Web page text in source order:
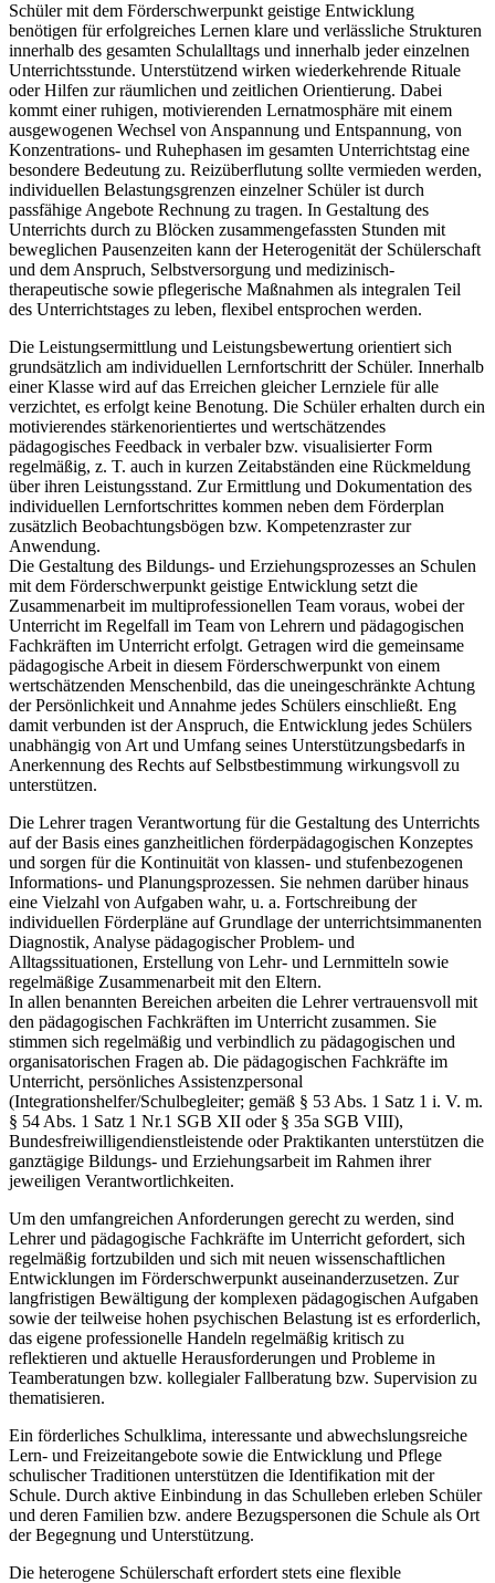
Schüler mit dem Förderschwerpunkt geistige Entwicklung
benötigen für erfolgreiches Lernen klare und verlässliche Strukturen
innerhalb des gesamten Schulalltags und innerhalb jeder einzelnen
Unterrichtsstunde. Unterstützend wirken wiederkehrende Rituale
oder Hilfen zur räumlichen und zeitlichen Orientierung. Dabei
kommt einer ruhigen, motivierenden Lernatmosphäre mit einem
ausgewogenen Wechsel von Anspannung und Entspannung, von
Konzentrations- und Ruhephasen im gesamten Unterrichtstag eine
besondere Bedeutung zu. Reizüberflutung sollte vermieden werden,
individuellen Belastungsgrenzen einzelner Schüler ist durch
passfähige Angebote Rechnung zu tragen. In Gestaltung des
Unterrichts durch zu Blöcken zusammengefassten Stunden mit
beweglichen Pausenzeiten kann der Heterogenität der Schülerschaft
und dem Anspruch, Selbstversorgung und medizinisch-
therapeutische sowie pflegerische Maßnahmen als integralen Teil
des Unterrichtstages zu leben, flexibel entsprochen werden.
Die Leistungsermittlung und Leistungsbewertung orientiert sich
grundsätzlich am individuellen Lernfortschritt der Schüler. Innerhalb
einer Klasse wird auf das Erreichen gleicher Lernziele für alle
verzichtet, es erfolgt keine Benotung. Die Schüler erhalten durch ein
motivierendes stärkenorientiertes und wertschätzendes
pädagogisches Feedback in verbaler bzw. visualisierter Form
regelmäßig, z. T. auch in kurzen Zeitabständen eine Rückmeldung
über ihren Leistungsstand. Zur Ermittlung und Dokumentation des
individuellen Lernfortschrittes kommen neben dem Förderplan
zusätzlich Beobachtungsbögen bzw. Kompetenzraster zur
Anwendung.
Die Gestaltung des Bildungs- und Erziehungsprozesses an Schulen
mit dem Förderschwerpunkt geistige Entwicklung setzt die
Zusammenarbeit im multiprofessionellen Team voraus, wobei der
Unterricht im Regelfall im Team von Lehrern und pädagogischen
Fachkräften im Unterricht erfolgt. Getragen wird die gemeinsame
pädagogische Arbeit in diesem Förderschwerpunkt von einem
wertschätzenden Menschenbild, das die uneingeschränkte Achtung
der Persönlichkeit und Annahme jedes Schülers einschließt. Eng
damit verbunden ist der Anspruch, die Entwicklung jedes Schülers
unabhängig von Art und Umfang seines Unterstützungsbedarfs in
Anerkennung des Rechts auf Selbstbestimmung wirkungsvoll zu
unterstützen.
Die Lehrer tragen Verantwortung für die Gestaltung des Unterrichts
auf der Basis eines ganzheitlichen förderpädagogischen Konzeptes
und sorgen für die Kontinuität von klassen- und stufenbezogenen
Informations- und Planungsprozessen. Sie nehmen darüber hinaus
eine Vielzahl von Aufgaben wahr, u. a. Fortschreibung der
individuellen Förderpläne auf Grundlage der unterrichtsimmanenten
Diagnostik, Analyse pädagogischer Problem- und
Alltagssituationen, Erstellung von Lehr- und Lernmitteln sowie
regelmäßige Zusammenarbeit mit den Eltern.
In allen benannten Bereichen arbeiten die Lehrer vertrauensvoll mit
den pädagogischen Fachkräften im Unterricht zusammen. Sie
stimmen sich regelmäßig und verbindlich zu pädagogischen und
organisatorischen Fragen ab. Die pädagogischen Fachkräfte im
Unterricht, persönliches Assistenzpersonal
(Integrationshelfer/Schulbegleiter; gemäß § 53 Abs. 1 Satz 1 i. V. m.
§ 54 Abs. 1 Satz 1 Nr.1 SGB XII oder § 35a SGB VIII),
Bundesfreiwilligendienstleistende oder Praktikanten unterstützen die
ganztägige Bildungs- und Erziehungsarbeit im Rahmen ihrer
jeweiligen Verantwortlichkeiten.
Um den umfangreichen Anforderungen gerecht zu werden, sind
Lehrer und pädagogische Fachkräfte im Unterricht gefordert, sich
regelmäßig fortzubilden und sich mit neuen wissenschaftlichen
Entwicklungen im Förderschwerpunkt auseinanderzusetzen. Zur
langfristigen Bewältigung der komplexen pädagogischen Aufgaben
sowie der teilweise hohen psychischen Belastung ist es erforderlich,
das eigene professionelle Handeln regelmäßig kritisch zu
reflektieren und aktuelle Herausforderungen und Probleme in
Teamberatungen bzw. kollegialer Fallberatung bzw. Supervision zu
thematisieren.
Ein förderliches Schulklima, interessante und abwechslungsreiche
Lern- und Freizeitangebote sowie die Entwicklung und Pflege
schulischer Traditionen unterstützen die Identifikation mit der
Schule. Durch aktive Einbindung in das Schulleben erleben Schüler
und deren Familien bzw. andere Bezugspersonen die Schule als Ort
der Begegnung und Unterstützung.
Die heterogene Schülerschaft erfordert stets eine flexible